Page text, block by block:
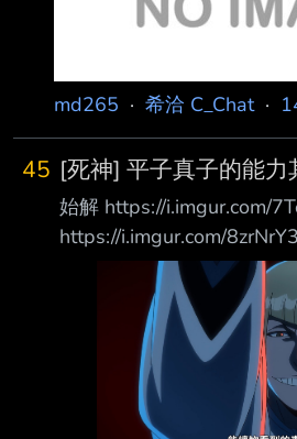
md265 · 希洽 C_Chat·
45 [死神] 平子真子的能力
始解 https://i.imgur.com/
https://i.imgur.com/
上下左右前後全部顛倒 卍
我將範圍內所有人 對「敵
知倒轉，使其互相殘殺 平
邦比那種無差別AOE攻擊
番完全是大BOSS級別的
的太無敵